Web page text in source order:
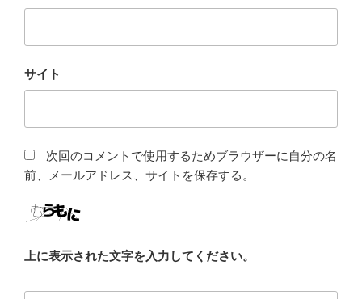
サイト
次回のコメントで使用するためブラウザーに自分の名
前、メールアドレス、サイトを保存する。
上に表示された文字を入力してください。